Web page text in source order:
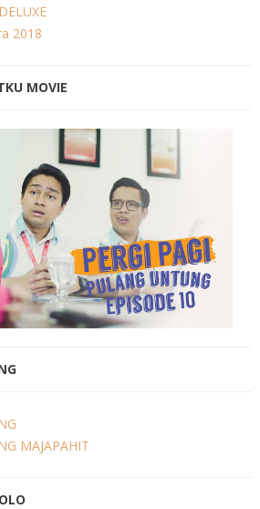
2018
MOVIE
MAJAPAHIT